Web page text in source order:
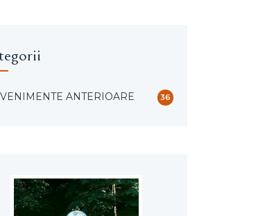
ANTERIOARE 36